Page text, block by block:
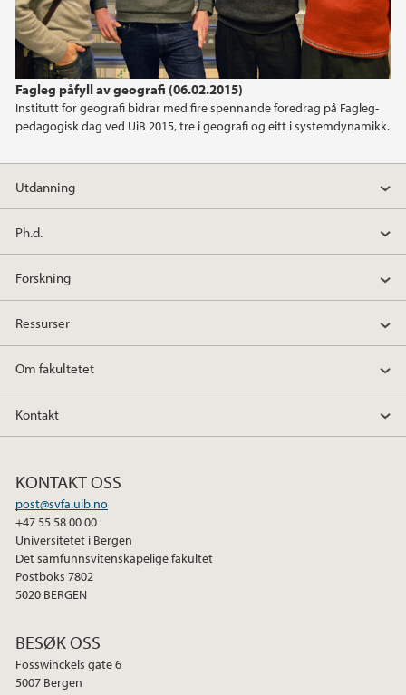
Fagleg påfyll av geografi (06.02.2015)
Institutt for geografi bidrar med fire spennande foredrag på Fagleg-
pedagogisk dag ved UiB 2015, tre i geografi og eitt i systemdynamikk.
Utdanning
Ph.d.
Forskning
Ressurser
Om fakultetet
Kontakt
KONTAKT OSS
post@svfa.uib.no
+47 55 58 00 00
Universitetet i Bergen
Det samfunnsvitenskapelige fakultet
Postboks 7802
5020 BERGEN
BESØK OSS
Fosswinckels gate 6
5007 Bergen